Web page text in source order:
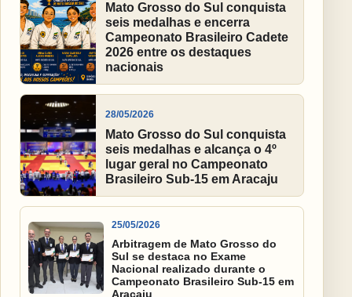
Mato Grosso do Sul conquista
seis medalhas e encerra
Campeonato Brasileiro Cadete
2026 entre os destaques
nacionais
28/05/2026
Mato Grosso do Sul conquista
seis medalhas e alcança o 4º
lugar geral no Campeonato
Brasileiro Sub-15 em Aracaju
25/05/2026
Arbitragem de Mato Grosso do
Sul se destaca no Exame
Nacional realizado durante o
Campeonato Brasileiro Sub-15 em
Aracaju